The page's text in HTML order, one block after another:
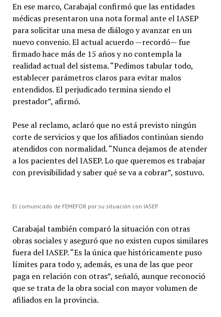
En ese marco, Carabajal confirmó que las entidades
médicas presentaron una nota formal ante el IASEP
para solicitar una mesa de diálogo y avanzar en un
nuevo convenio. El actual acuerdo —recordó— fue
firmado hace más de 15 años y no contempla la
realidad actual del sistema. “Pedimos tabular todo,
establecer parámetros claros para evitar malos
entendidos. El perjudicado termina siendo el
prestador”, afirmó.
Pese al reclamo, aclaró que no está previsto ningún
corte de servicios y que los afiliados continúan siendo
atendidos con normalidad. “Nunca dejamos de atender
a los pacientes del IASEP. Lo que queremos es trabajar
con previsibilidad y saber qué se va a cobrar”, sostuvo.
El comunicado de FEMEFOR por su situación con IASEP
Carabajal también comparó la situación con otras
obras sociales y aseguró que no existen cupos similares
fuera del IASEP. “Es la única que históricamente puso
límites para todo y, además, es una de las que peor
paga en relación con otras”, señaló, aunque reconoció
que se trata de la obra social con mayor volumen de
afiliados en la provincia.